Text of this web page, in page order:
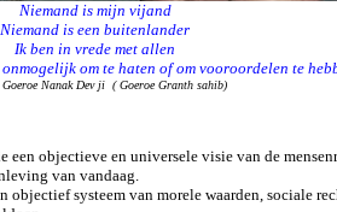
Niemand is mijn vijand
Niemand is een buitenlander
Ik ben in vrede met allen
om te haten of om vooroordelen te
Goeroe Nanak Dev ji ( Goeroe Granth sahib)
objectieve en universele visie van de
van vandaag.
systeem van morele waarden, sociale